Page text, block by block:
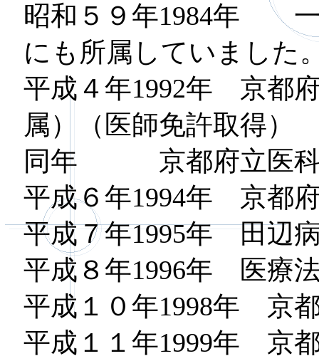
昭和５９年1984年 一
にも所属していました
平成４年1992年 京都
属）（医師免許取得）
同年 京都府立医科
平成６年1994年 京都
平成７年1995年 田辺
平成８年1996年 医療
平成１０年1998年 京
平成１１年1999年 京